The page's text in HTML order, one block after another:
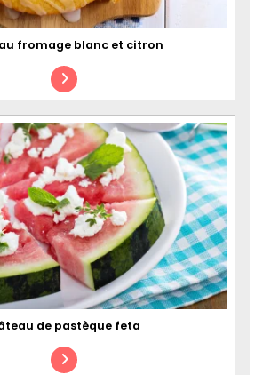
fromage blanc et citron
de pastèque feta